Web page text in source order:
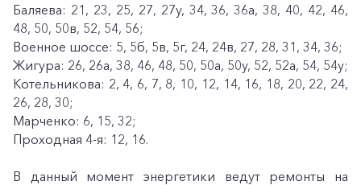
Баляева: 21, 23, 25, 27, 27у, 34, 36, 36а, 38, 40, 42, 46,
48, 50, 50в, 52, 54, 56;
Военное шоссе: 5, 5б, 5в, 5г, 24, 24в, 27, 28, 31, 34, 36;
Жигура: 26, 26а, 38, 46, 48, 50, 50а, 50у, 52, 52а, 54, 54у;
Котельникова: 2, 4, 6, 7, 8, 10, 12, 14, 16, 18, 20, 22, 24,
26, 28, 30;
Марченко: 6, 15, 32;
Проходная 4-я: 12, 16.
В данный момент энергетики ведут ремонты на